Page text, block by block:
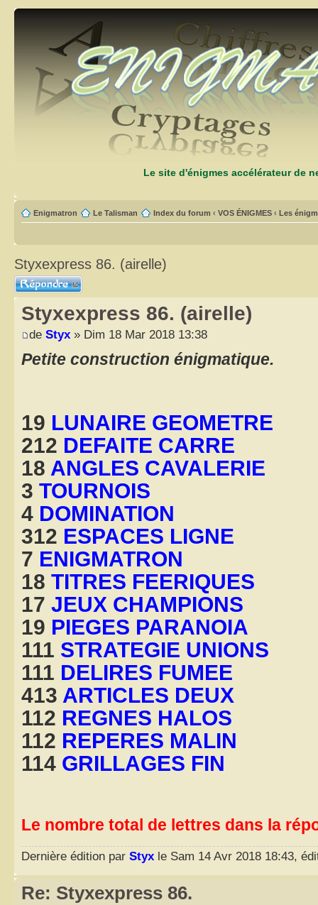
Le site d'énigmes accélérateur de
Enigmatron Le Talisman Index du forum ‹ VOS ÉNIGMES ‹ Les
Styxexpress 86. (airelle)
Répondre
Styxexpress 86. (airelle)
de Styx » Dim 18 Mar 2018 13:38
Petite construction énigmatique.
19 LUNAIRE GEOMETRE
212 DEFAITE CARRE
18 ANGLES CAVALERIE
3 TOURNOIS
4 DOMINATION
312 ESPACES LIGNE
7 ENIGMATRON
18 TITRES FEERIQUES
17 JEUX CHAMPIONS
19 PIEGES PARANOIA
111 STRATEGIE UNIONS
111 DELIRES FUMEE
413 ARTICLES DEUX
112 REGNES HALOS
112 REPERES MALIN
114 GRILLAGES FIN
Le nombre total de lettres dans la
Dernière édition par Styx le Sam 14 Avr 2018 18:43,
Re: Styxexpress 86.